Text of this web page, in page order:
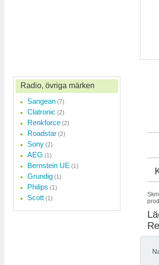
Radio, övriga märken
Sangean (7)
Clatronic (2)
Renkforce (2)
Roadstar (2)
Sony (2)
AEG (1)
Bernstein UE (1)
Grundig (1)
Philips (1)
Scott (1)